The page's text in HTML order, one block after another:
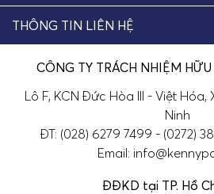
THÔNG TIN LIÊN HỆ
CÔNG TY TRÁCH NHIỆM
Lô F, KCN Đức Hòa III - Việt
Ninh
ĐT: (028) 6279 7499 - (0272)
Email:
ĐĐKD tại TP. Hồ